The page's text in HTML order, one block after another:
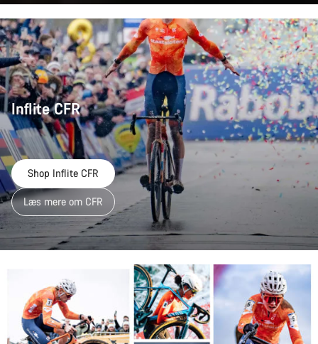
Inflite CFR
Shop Inflite CFR
Læs mere om CFR